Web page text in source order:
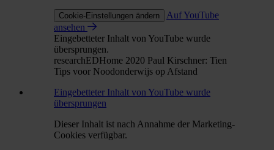
Cookie-Einstellungen ändern
Auf YouTube
ansehen
Eingebetteter Inhalt von YouTube wurde
übersprungen.
researchEDHome 2020 Paul Kirschner: Tien
Tips voor Noodonderwijs op Afstand
Eingebetteter Inhalt von YouTube wurde
übersprungen
Dieser Inhalt ist nach Annahme der Marketing-
Cookies verfügbar.